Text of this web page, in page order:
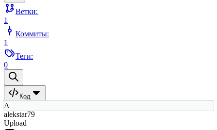
Ветки:
1
Коммиты:
1
Теги:
0
Код
A
alekstar79
Upload